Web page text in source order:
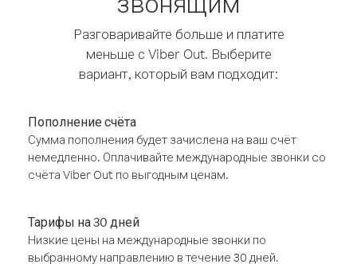
Разговаривайте больше и платите
меньше с Viber Out. Выберите
вариант, который вам подходит:
Пополнение счёта
Сумма пополнения будет зачислена на ваш счёт
немедленно. Оплачивайте международные звонки со
счёта Viber Out по выгодным ценам.
Тарифы на 30 дней
Низкие цены на международные звонки по
выбранному направлению в течение 30 дней.